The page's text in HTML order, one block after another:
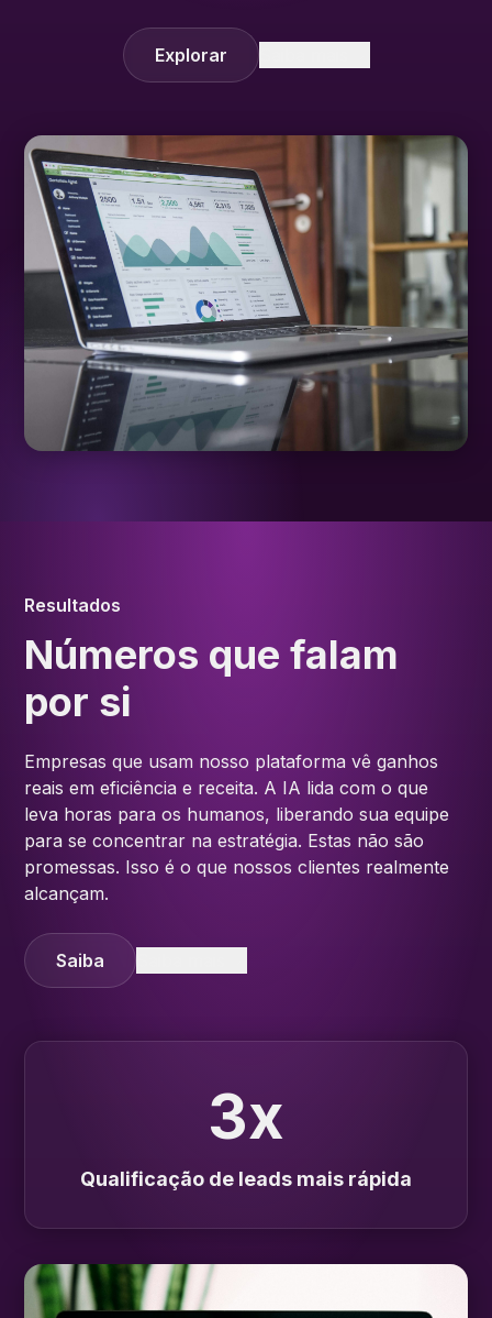
Explorar Saiba mais
Resultados
Números que falam
por si
Empresas que usam nosso plataforma vê ganhos
reais em eficiência e receita. A IA lida com o que
leva horas para os humanos, liberando sua equipe
para se concentrar na estratégia. Estas não são
promessas. Isso é o que nossos clientes realmente
alcançam.
Saiba
3x
Qualificação de leads mais rápida